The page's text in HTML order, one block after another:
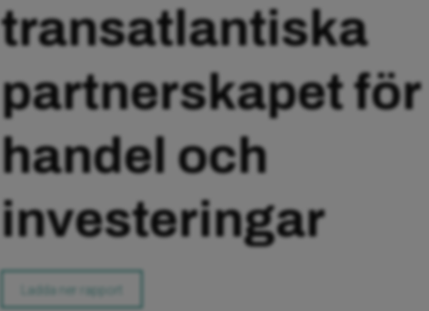
transatlantiska
partnerskapet för
handel och
investeringar
Ladda ner rapport